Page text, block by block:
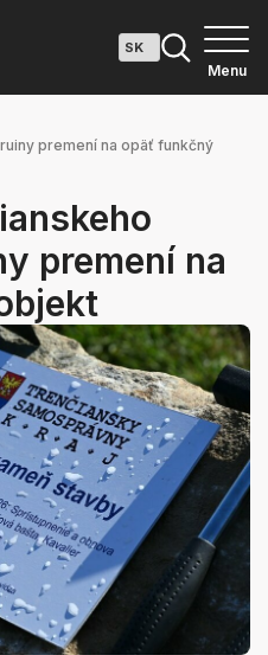
Menu
premení na opäť funkčný
premení na